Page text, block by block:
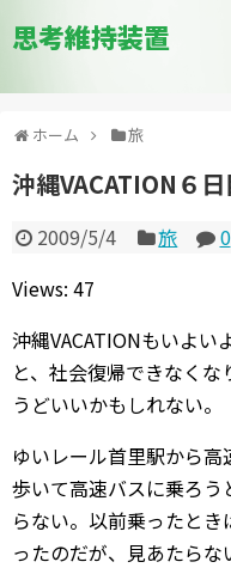
思考維持装置
ホーム 旅
沖縄VACATION６日
2009/5/4 旅
0
Views: 47
沖縄VACATIONもいよい
と、社会復帰できなく
うどいいかもしれない。
ゆいレール首里駅から
歩いて高速バスに乗ろ
らない。以前乗ったと
ったのだが、見あたら